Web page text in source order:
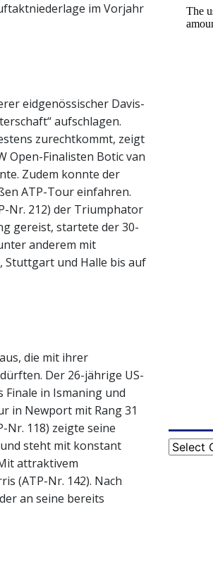
im Vorjahr
eidgenössischer Davis-
aufschlagen.
zurechtkommt, zeigt
Open-Finalisten Botic van
Zudem konnte der
ATP-Tour einfahren.
Nr. 212) der Triumphator
gereist, startete der 30-
anderem mit
Stuttgart und Halle bis auf
die mit ihrer
Der 26-jährige US-
Finale in Ismaning und
in Newport mit Rang 31
Nr. 118) zeigte seine
und steht mit konstant
attraktivem
(ATP-Nr. 142). Nach
an seine bereits